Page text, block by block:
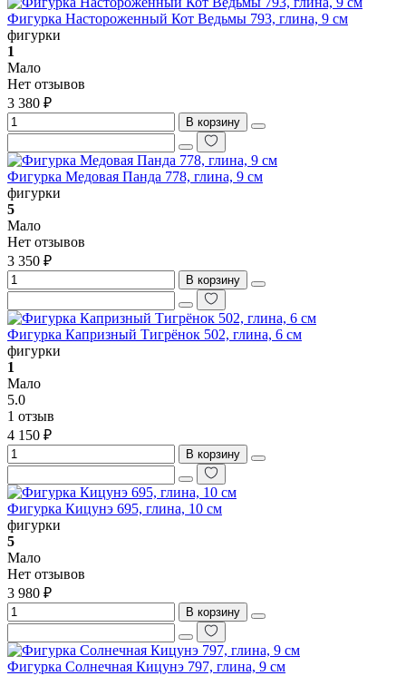
Фигурка Настороженный Кот Ведьмы 793, глина, 9 см
фигурки
1
Мало
Нет отзывов
3 380 ₽
В корзину
Фигурка Медовая Панда 778, глина, 9 см
фигурки
5
Мало
Нет отзывов
3 350 ₽
В корзину
Фигурка Капризный Тигрёнок 502, глина, 6 см
фигурки
1
Мало
5.0
1 отзыв
4 150 ₽
В корзину
Фигурка Кицунэ 695, глина, 10 см
фигурки
5
Мало
Нет отзывов
3 980 ₽
В корзину
Фигурка Солнечная Кицунэ 797, глина, 9 см